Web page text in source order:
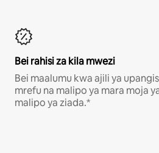
Bei rahisi za kila mwezi
Bei maalumu kwa ajili ya
mrefu na malipo ya mara moja
malipo ya ziada.*